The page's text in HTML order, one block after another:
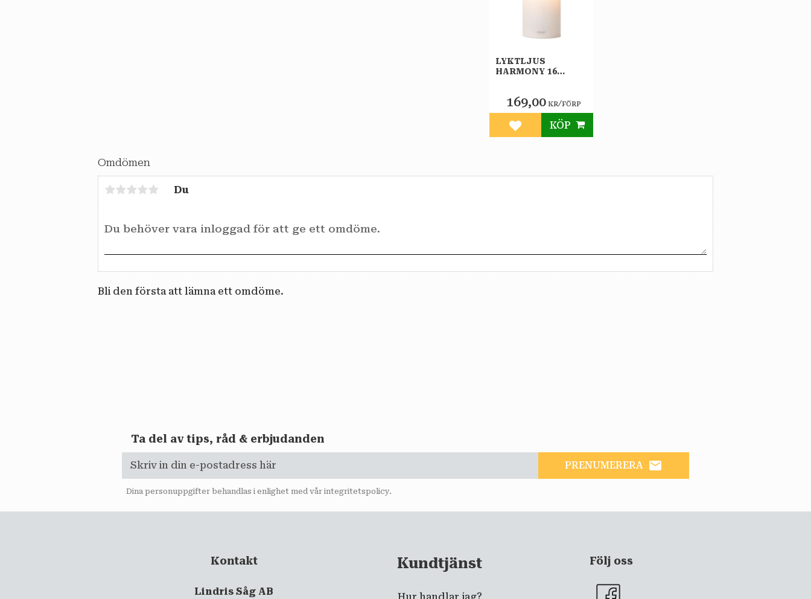
Omdömen
Du
Bli den första att lämna ett omdöme.
LYKTLJUS
HARMONY 16
169,00KR/FÖRP
Lägg till i favoriter
KÖP
Ta del av tips, råd & erbjudanden
PRENUMERERA email
Dina personuppgifter behandlas i enlighet med vår integritetspolicy.
Kontakt
Lindris Såg AB
Kundtjänst Följ oss